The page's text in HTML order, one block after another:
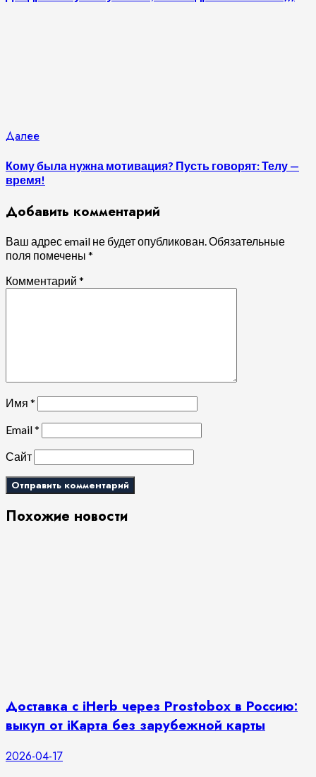
ДалееСледующая
Кому была нужна мотивация? Пусть говорят: Телу —
время!
Добавить комментарий
Ваш адрес email не будет опубликован.Обязательные
поля помечены *
Комментарий *
Имя *
Email*
Сайт
Похожие новости
Доставка с iHerb через Prostobox в Россию:
выкуп от iКарта без зарубежной карты
2026-04-17